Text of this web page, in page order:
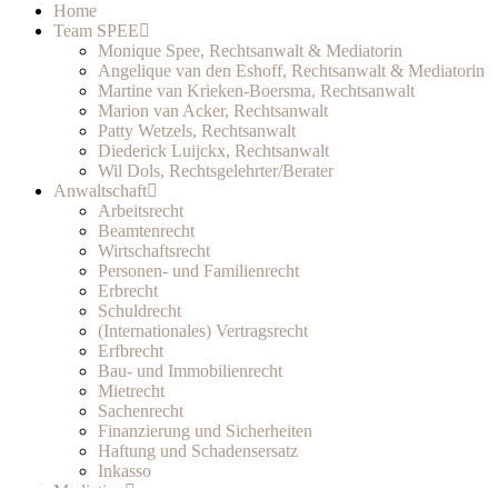
Home
Team SPEE
Monique Spee, Rechtsanwalt & Mediatorin
Angelique van den Eshoff, Rechtsanwalt & Mediatorin
Martine van Krieken-Boersma, Rechtsanwalt
Marion van Acker, Rechtsanwalt
Patty Wetzels, Rechtsanwalt
Diederick Luijckx, Rechtsanwalt
Wil Dols, Rechtsgelehrter/Berater
Anwaltschaft
Arbeitsrecht
Beamtenrecht
Wirtschaftsrecht
Personen- und Familienrecht
Erbrecht
Schuldrecht
(Internationales) Vertragsrecht
Erfbrecht
Bau- und Immobilienrecht
Mietrecht
Sachenrecht
Finanzierung und Sicherheiten
Haftung und Schadensersatz
Inkasso